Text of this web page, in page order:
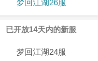
梦回江湖26服
已开放14天内的新服
梦回江湖24服